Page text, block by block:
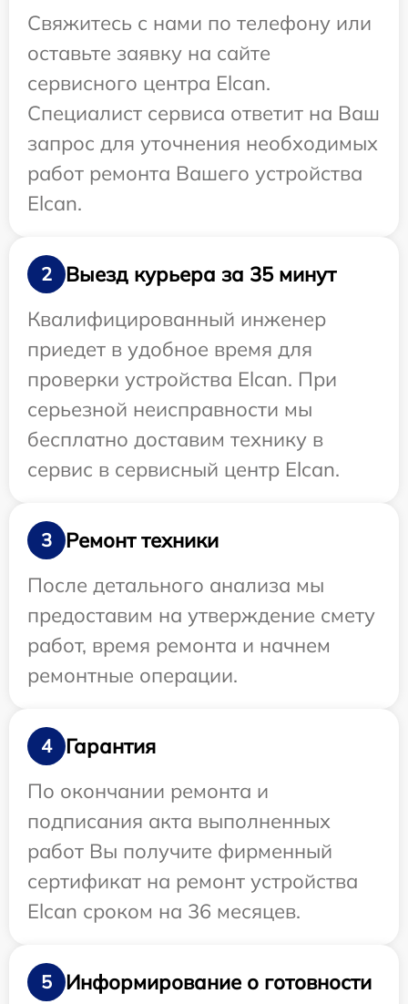
Свяжитесь с нами по телефону или
оставьте заявку на сайте
сервисного центра Elcan.
Специалист сервиса ответит на Ваш
запрос для уточнения необходимых
работ ремонта Вашего устройства
Elcan.
2
Выезд курьера за 35 минут
Квалифицированный инженер
приедет в удобное время для
проверки устройства Elcan. При
серьезной неисправности мы
бесплатно доставим технику в
сервис в сервисный центр Elcan.
3
Ремонт техники
После детального анализа мы
предоставим на утверждение смету
работ, время ремонта и начнем
ремонтные операции.
4
Гарантия
По окончании ремонта и
подписания акта выполненных
работ Вы получите фирменный
сертификат на ремонт устройства
Elcan сроком на 36 месяцев.
5
Информирование о готовности